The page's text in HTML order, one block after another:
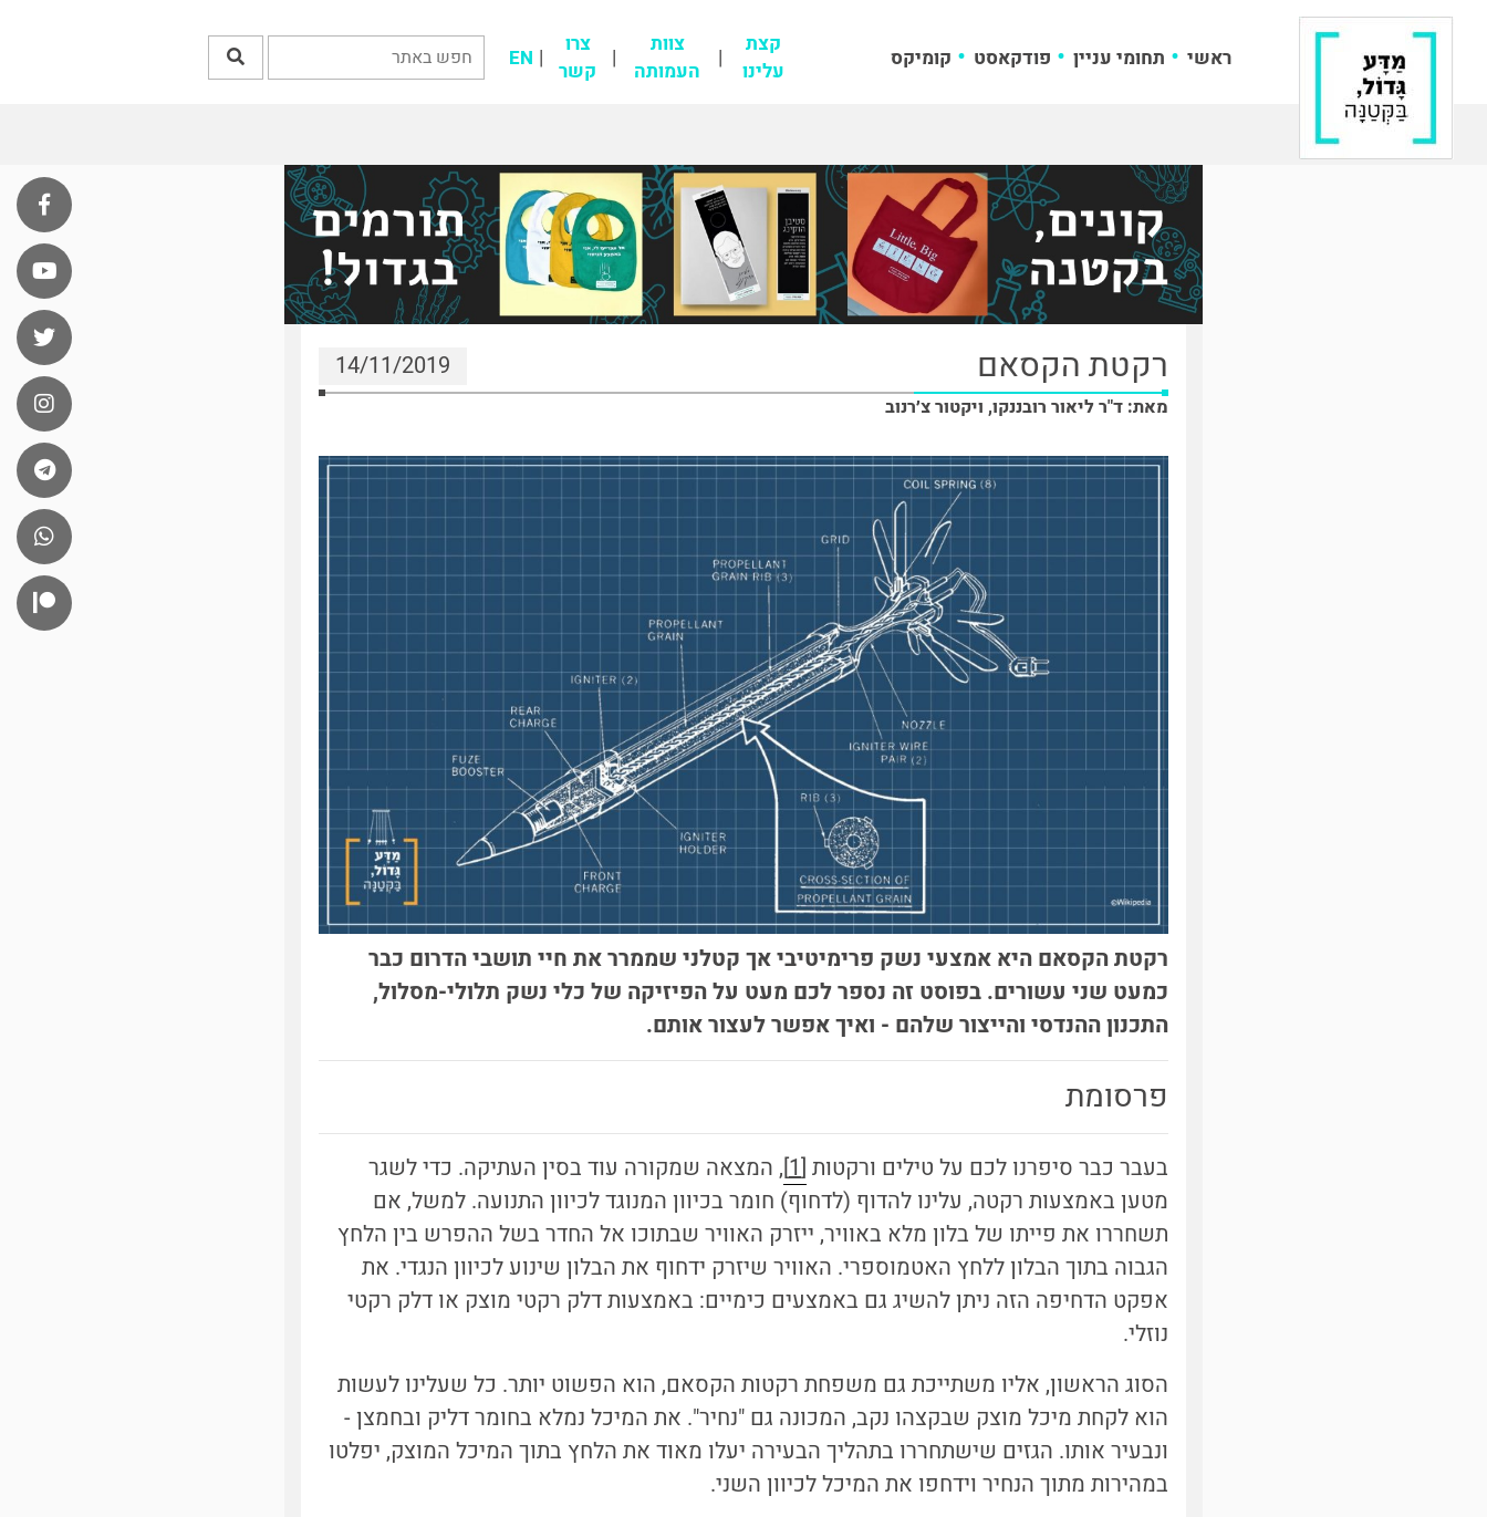
ראשי תחומי עניין פודקאסט קומיקס
קצת
עלינו
צוות
העמותה
צרו
קשר
EN
רקטת הקסאם 14/11/2019
מאת: ד"ר ליאור רובננקו, ויקטור צ׳רנוב
רקטת הקסאם היא אמצעי נשק פרימיטיבי אך קטלני שממרר את חיי תושבי הדרום כבר
כמעט שני עשורים. בפוסט זה נספר לכם מעט על הפיזיקה של כלי נשק תלולי-מסלול,
התכנון ההנדסי והייצור שלהם - ואיך אפשר לעצור אותם.
פרסומת
בעבר כבר סיפרנו לכם על טילים ורקטות [1] , המצאה שמקורה עוד בסין העתיקה. כדי לשגר
מטען באמצעות רקטה, עלינו להדוף (לדחוף) חומר בכיוון המנוגד לכיוון התנועה. למשל, אם
תשחררו את פייתו של בלון מלא באוויר, ייזרק האוויר שבתוכו אל החדר בשל ההפרש בין הלחץ
הגבוה בתוך הבלון ללחץ האטמוספרי. האוויר שיזרק ידחוף את הבלון שינוע לכיוון הנגדי. את
אפקט הדחיפה הזה ניתן להשיג גם באמצעים כימיים: באמצעות דלק רקטי מוצק או דלק רקטי
נוזלי.
הסוג הראשון, אליו משתייכת גם משפחת רקטות הקסאם, הוא הפשוט יותר. כל שעלינו לעשות
הוא לקחת מיכל מוצק שבקצהו נקב, המכונה גם "נחיר". את המיכל נמלא בחומר דליק ובחמצן -
ונבעיר אותו. הגזים שישתחררו בתהליך הבעירה יעלו מאוד את הלחץ בתוך המיכל המוצק, יפלטו
במהירות מתוך הנחיר וידחפו את המיכל לכיוון השני.